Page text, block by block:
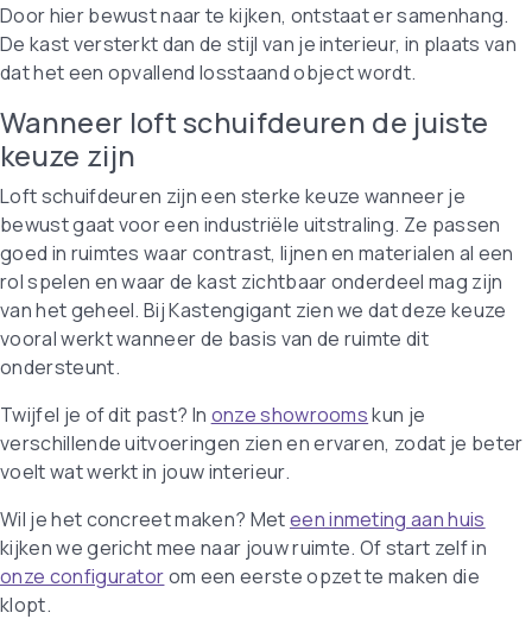
Door hier bewust naar te kijken, ontstaat er samenhang.
De kast versterkt dan de stijl van je interieur, in plaats van
dat het een opvallend losstaand object wordt.
Wanneer loft schuifdeuren de juiste
keuze zijn
Loft schuifdeuren zijn een sterke keuze wanneer je
bewust gaat voor een industriële uitstraling. Ze passen
goed in ruimtes waar contrast, lijnen en materialen al een
rol spelen en waar de kast zichtbaar onderdeel mag zijn
van het geheel. Bij Kastengigant zien we dat deze keuze
vooral werkt wanneer de basis van de ruimte dit
ondersteunt.
Twijfel je of dit past? In onze showroomskun je
verschillende uitvoeringen zien en ervaren, zodat je beter
voelt wat werkt in jouw interieur.
Wil je het concreet maken? Meteen inmeting aan huis
kijken we gericht mee naar jouw ruimte. Of start zelf in
onze configuratorom een eerste opzet te maken die
klopt.